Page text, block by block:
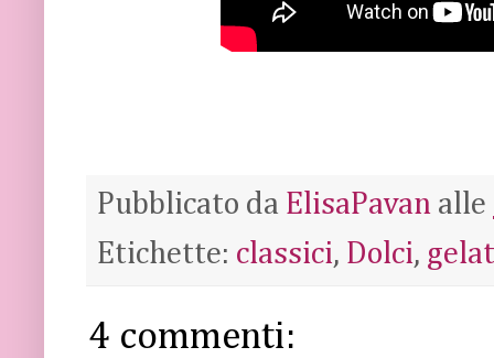
Pubblicato da ElisaPavan alle
Etichette: classici, Dolci,
4 commenti: